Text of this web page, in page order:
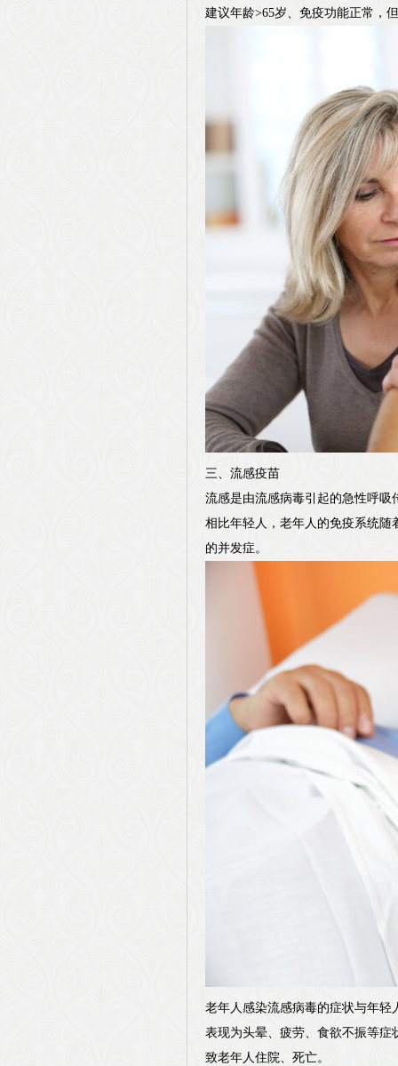
建议年龄>65岁、免疫功能正常，
三、流感疫苗
流感是由流感病毒引起的急性呼
相比年轻人，老年人的免疫系统
的并发症。
老年人感染流感病毒的症状与年
表现为头晕、疲劳、食欲不振等
致老年人住院、死亡。